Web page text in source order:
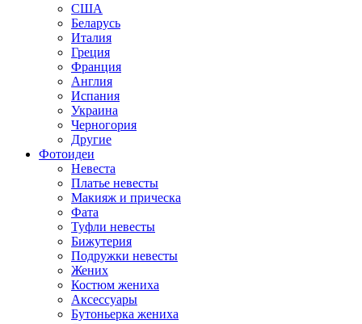
США
Беларусь
Италия
Греция
Франция
Англия
Испания
Украина
Черногория
Другие
Фотоидеи
Невеста
Платье невесты
Макияж и прическа
Фата
Туфли невесты
Бижутерия
Подружки невесты
Жених
Костюм жениха
Аксессуары
Бутоньерка жениха